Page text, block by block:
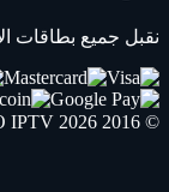
نقبل جميع بطاقات
© 2016 2026
IPTV